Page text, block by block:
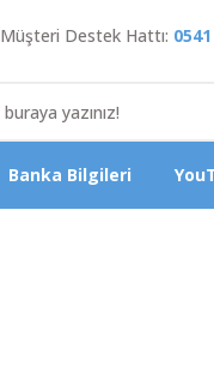
Müşteri Destek Hattı:
Banka Bilgileri